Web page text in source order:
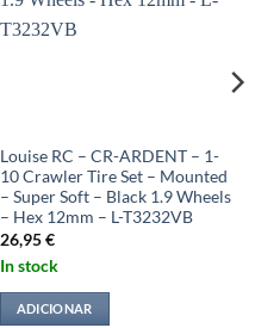
Louise RC – CR-ARDENT – 1-
10 Crawler Tire Set – Mounted
– Super Soft – Black 1.9 Wheels
– Hex 12mm – L-T3232VB
26,95€
In stock
ADICIONAR